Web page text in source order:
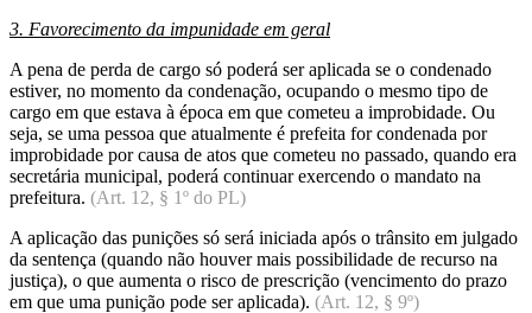
3. Favorecimento da impunidade em geral
A pena de perda de cargo só poderá ser aplicada se o condenado
estiver, no momento da condenação, ocupando o mesmo tipo de
cargo em que estava à época em que cometeu a improbidade. Ou
seja, se uma pessoa que atualmente é prefeita for condenada por
improbidade por causa de atos que cometeu no passado, quando era
secretária municipal, poderá continuar exercendo o mandato na
prefeitura. (Art. 12, § 1º do PL)
A aplicação das punições só será iniciada após o trânsito em julgado
da sentença (quando não houver mais possibilidade de recurso na
justiça), o que aumenta o risco de prescrição (vencimento do prazo
em que uma punição pode ser aplicada). (Art. 12, § 9º)